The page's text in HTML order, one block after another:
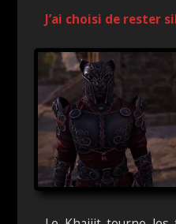
J’ai choisi de rester